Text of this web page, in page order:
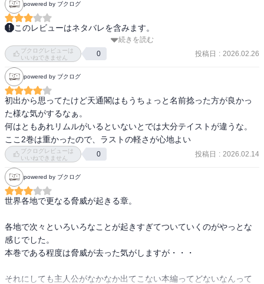
powered by ブクログ
このレビューはネタバレを含みます。
ギィとヴェルザード戦がメイン。死んだはずのキャラが復活した
り、「からのぉ〜」って感じの展開。
私はハッピーエンドが好きなのであまり気にならないけど、気にな
る人もいるかもなぁと思った。
終わりに向けて色んなところからキャラが集まっているけど、転ス
ラはキャラが多いので時間空けて読むとこれ誰だっけ？が頻発。最
終巻楽しみ。
続きを読む
ブクログレビューは
いいねできません
0 投稿日 : 2026.02.26
powered by ブクログ
初出から思ってたけど天通閣はもうちょっと名前捻った方が良かっ
た様な気がするなぁ。
何はともあれリムルがいるといないとでは大分テイストが違うな。
ここ2巻は重かったので、ラストの軽さが心地よい
ブクログレビューは
いいねできません
0 投稿日 : 2026.02.14
powered by ブクログ
世界各地で更なる脅威が起きる章。
各地で次々といろいろなことが起きすぎてついていくのがやっとな
感じでした。
本巻である程度は脅威が去った気がしますが・・・
それにしても主人公がなかなか出てこない本編ってどないなんって